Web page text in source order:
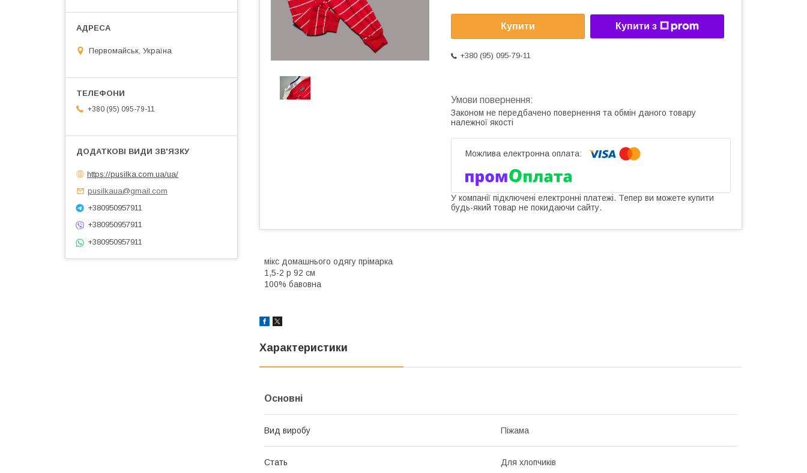
Купити Купити з
+380 (95) 095-79-11
Законом не передбачено повернення та обмін даного товару
належної якості
У компанії підключені електронні платежі. Тепер ви можете купити
будь-який товар не покидаючи сайту.
мікс домашнього одягу прімарка
1,5-2 р 92 см
100% бавовна
Характеристики
Основні
Вид виробу Піжама
Стать Для хлопчиків
Первомайськ, Україна
+380 (95) 095-79-11
https://pusilka.com.ua/ua/
pusilkaua@gmail.com
+380950957911
+380950957911
+380950957911